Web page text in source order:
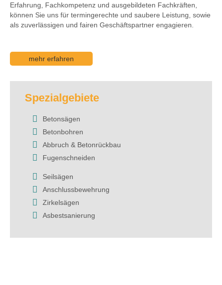
Erfahrung, Fachkompetenz und ausgebildeten Fachkräften,
können Sie uns für termingerechte und saubere Leistung, sowie
als zuverlässigen und fairen Geschäftspartner engagieren.
mehr erfahren
Spezialgebiete
Betonsägen
Betonbohren
Abbruch & Betonrückbau
Fugenschneiden
Seilsägen
Anschlussbewehrung
Zirkelsägen
Asbestsanierung